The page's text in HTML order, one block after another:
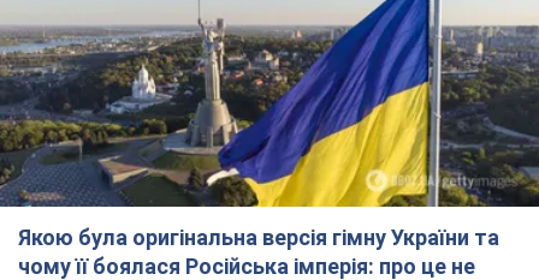
Якою була оригінальна версія гімну України та
чому її боялася Російська імперія: про це не